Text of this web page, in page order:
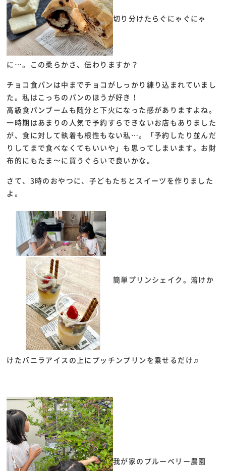
切り分けたらぐにゃぐにゃ
に…。この柔らかさ、伝わりますか？
チョコ食パンは中までチョコがしっかり練り込まれていまし
た。私はこっちのパンのほうが好き！
高級食パンブームも随分と下火になった感がありますよね。
一時期はあまりの人気で予約すらできないお店もありました
が、食に対して執着も根性もない私…。「予約したり並んだ
りしてまで食べなくてもいいや」も思ってしまいます。お財
布的にもたま〜に買うぐらいで良いかな。
さて、3時のおやつに、子どもたちとスイーツを作りました
よ。
簡単プリンシェイク。溶けか
けたバニラアイスの上にプッチンプリンを乗せるだけ♫
我が家のプルーベリー農園